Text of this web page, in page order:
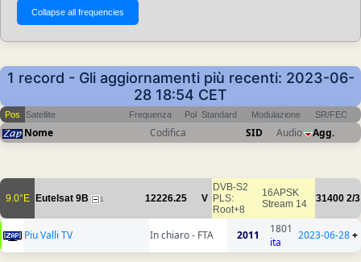
1 record - Gli aggiornamenti più recenti: 2023-06-
28 18:54 CET
Pos Satellite Frequenza Pol Standard Modulazione SR/FEC
Nome Codifica SID Audio Agg.
9.0°E Eutelsat 9B 1 12226.25 V
DVB-S2
PLS:
Root+8
16APSK
Stream 14
31400 2/3
Piu Valli TV In chiaro - FTA 2011
1801
ita
2023-06-28+